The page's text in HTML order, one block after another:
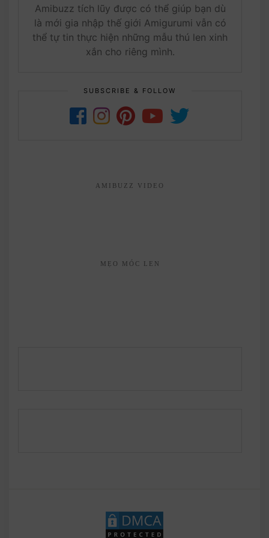
Amibuzz tích lũy được có thể giúp bạn dù
là mới gia nhập thế giới Amigurumi vẫn có
thể tự tin thực hiện những mẫu thú len xinh
xắn cho riêng mình.
SUBSCRIBE & FOLLOW
AMIBUZZ VIDEO
MẸO MÓC LEN